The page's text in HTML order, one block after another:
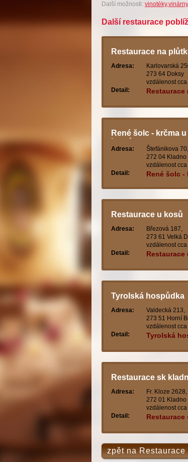
Další možnosti:
Další restaurace
Restaurace na
Adresa:
Karlovarská
273 64 Doksy
vzdálenost
Detail:
Restaurace
René šolc - krčma
korzára
Adresa:
Štefánikova 70,
272 04 Kladno
vzdálenost
Detail:
René šolc -
Restaurace u kosů
Adresa:
Březová 187,
273 61 Velká
vzdálenost
Detail:
Restaurace
Tyrolská hospůdka
Adresa:
Valdecká 213,
273 51 Horní
vzdálenost
Detail:
Tyrolská
Restaurace sk
Adresa:
Fr. Kloze 2628,
272 01 Kladno
vzdálenost cca
Detail:
Restaurace
zpět na Restaurace